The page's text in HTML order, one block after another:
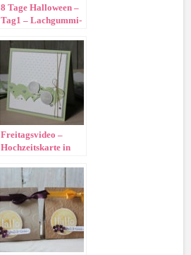
8 Tage Halloween –
Tag1 – Lachgummi-
Freitagsvideo –
Hochzeitskarte in